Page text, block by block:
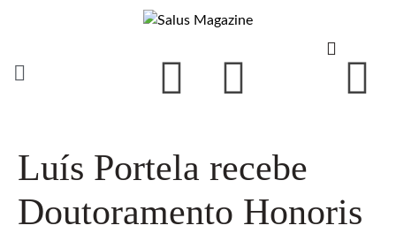
Luís Portela recebe
Doutoramento Honoris